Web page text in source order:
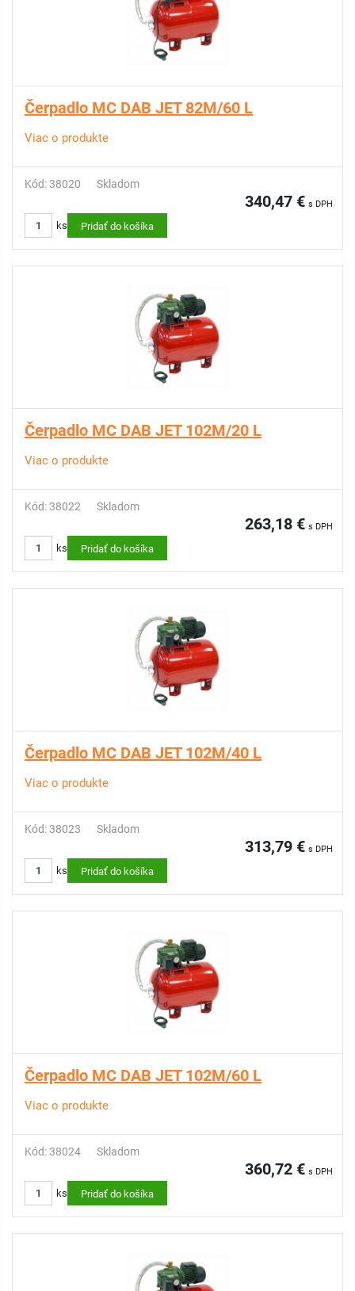
Čerpadlo MC DAB JET 82M/60 L
Viac o produkte
Kód: 38020 Skladom
340,47 € s DPH
ks Pridať do košíka
Čerpadlo MC DAB JET 102M/20 L
Viac o produkte
Kód: 38022 Skladom
263,18 € s DPH
ks Pridať do košíka
Čerpadlo MC DAB JET 102M/40 L
Viac o produkte
Kód: 38023 Skladom
313,79 € s DPH
ks Pridať do košíka
Čerpadlo MC DAB JET 102M/60 L
Viac o produkte
Kód: 38024 Skladom
360,72 € s DPH
ks Pridať do košíka